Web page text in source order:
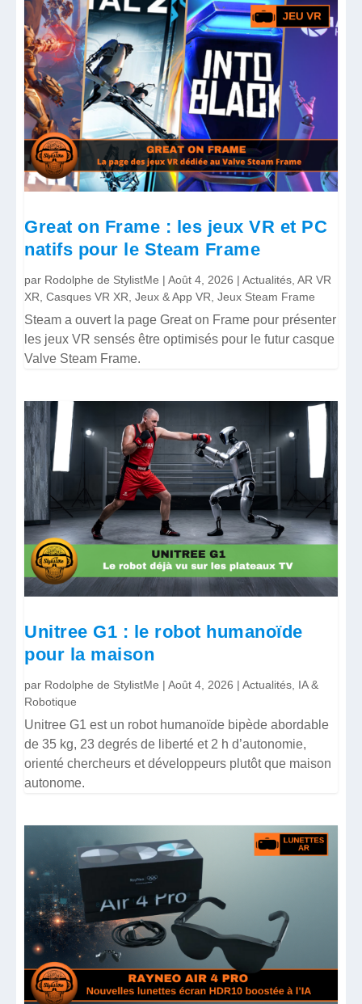
Great on Frame : les jeux VR et PC
natifs pour le Steam Frame
par Rodolphe de StylistMe |Août 4, 2026 |Actualités ,AR VR
XR ,Casques VR XR ,Jeux & App VR ,Jeux Steam Frame
Steam a ouvert la page Great on Frame pour présenter
les jeux VR sensés être optimisés pour le futur casque
Valve Steam Frame.
Unitree G1 : le robot humanoïde
pour la maison
par Rodolphe de StylistMe |Août 4, 2026 |Actualités IA &
Robotique
Unitree G1 est un robot humanoïde bipède abordable
de 35 kg, 23 degrés de liberté et 2 h d’autonomie,
orienté chercheurs et développeurs plutôt que maison
autonome.